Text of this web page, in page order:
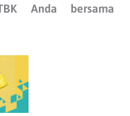
Anda bersama